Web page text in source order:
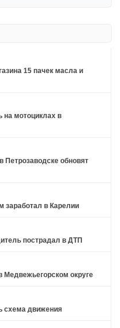
15 пачек масла и
на мотоциклах в
Петрозаводске обновят
заработал в Карелии
пострадал в ДТП
округе
схема движения